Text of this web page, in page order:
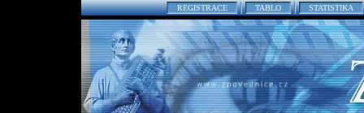
REGISTRACE TABLO STATISTIKA